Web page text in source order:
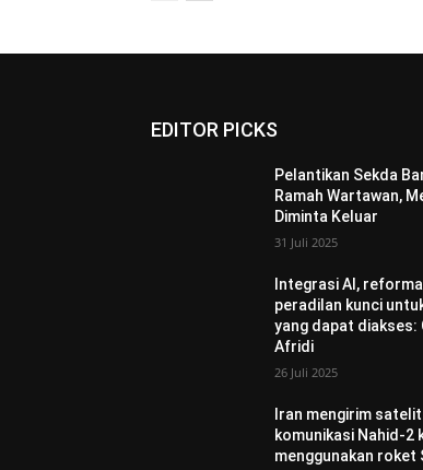
EDITOR PICKS
Pelantikan Sekda
Ramah Wartawan,
Diminta Keluar
31 Juli 2025
Integrasi AI,
peradilan kunci
yang dapat diakses:
Afridi
26 Juli 2025
Iran mengirim satelit
komunikasi Nahid-2
menggunakan roket